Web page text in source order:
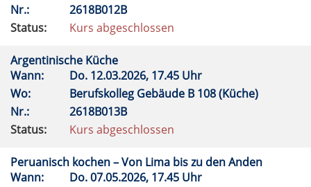
Nr.:
2618B012B
Status:
Kurs abgeschlossen
Argentinische Küche
Wann:
Do. 12.03.2026, 17.45 Uhr
Wo:
Berufskolleg Gebäude B 108 (Küche)
Nr.:
2618B013B
Status:
Kurs abgeschlossen
Peruanisch kochen – Von Lima bis zu den Anden
Wann:
Do.07.05.2026, 17.45 Uhr